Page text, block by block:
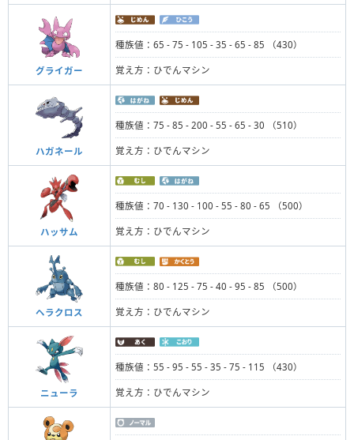
グライガー
種族値：65 - 75 - 105 - 35 - 65 - 85 （430）
覚え方：ひでんマシン
ハガネール
種族値：75 - 85 - 200 - 55 - 65 - 30 （510）
覚え方：ひでんマシン
ハッサム
種族値：70 - 130 - 100 - 55 - 80 - 65 （500）
覚え方：ひでんマシン
ヘラクロス
種族値：80 - 125 - 75 - 40 - 95 - 85 （500）
覚え方：ひでんマシン
ニューラ
種族値：55 - 95 - 55 - 35 - 75 - 115 （430）
覚え方：ひでんマシン